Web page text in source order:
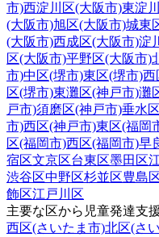
市)西淀川区(大阪市)東淀
(大阪市)旭区(大阪市)城東
(大阪市)西成区(大阪市)淀
区(大阪市)平野区(大阪市)
市)中区(堺市)東区(堺市)西
区(堺市)東灘区(神戸市)灘
戸市)須磨区(神戸市)垂水
市)西区(神戸市)東区(福岡
区(福岡市)西区(福岡市)早
宿区文京区台東区墨田区
渋谷区中野区杉並区豊島
飾区江戸川区
主要な区から児童発達支
西区(さいたま市)北区(さ